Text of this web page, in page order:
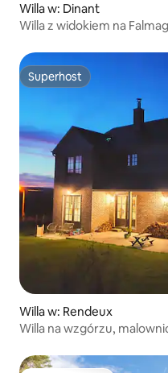
Willa w: Dinant
Willa z widokiem na
Superhost
Superhost
Willa w: Rendeux
Willa na wzgórzu,